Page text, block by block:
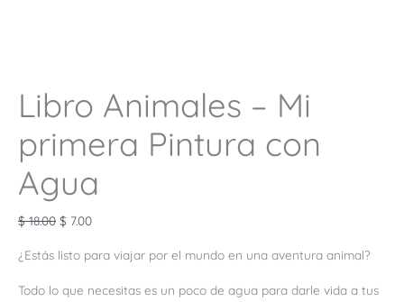
Libro Animales – Mi
primera Pintura con
Agua
$18.00 $ 7.00
¿Estás listo para viajar por el mundo en una aventura animal?
Todo lo que necesitas es un poco de agua para darle vida a tus